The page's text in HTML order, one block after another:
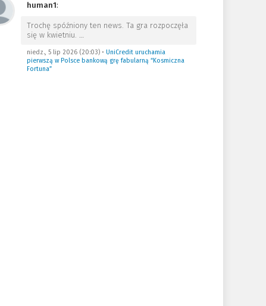
human1:
Trochę spóźniony ten news. Ta gra rozpoczęła
się w kwietniu. …
niedz., 5 lip 2026 (20:03)• UniCredit uruchamia
pierwszą w Polsce bankową grę fabularną “Kosmiczna
Fortuna”